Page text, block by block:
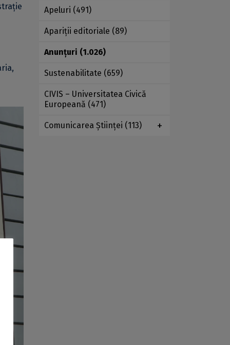
Apeluri (491)
Apariţii editoriale (89)
Anunţuri (1.026)
Sustenabilitate (659)
CIVIS – Universitatea Civică
Europeană (471)
Comunicarea Ştiinţei (113)